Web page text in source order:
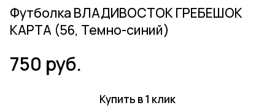
Футболка ВЛАДИВОСТОК ГРЕБЕШОК
КАРТА (56, Темно-синий)
750 руб.
Купить в 1 клик